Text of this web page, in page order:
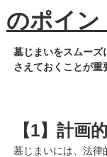
のポイン
墓じまいをスムーズ
さえておくことが重
【1】計画
墓じまいには、法律